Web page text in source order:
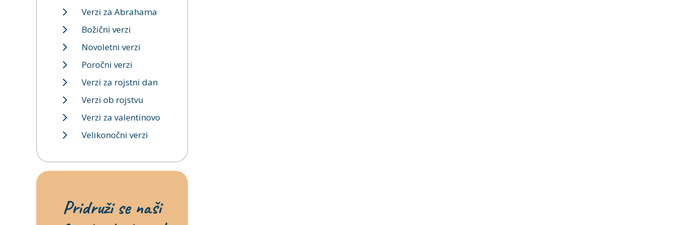
Verzi za Abrahama
Božični verzi
Novoletni verzi
Poročni verzi
Verzi za rojstni dan
Verzi ob rojstvu
Verzi za valentinovo
Velikonočni verzi
Pridruži se naši